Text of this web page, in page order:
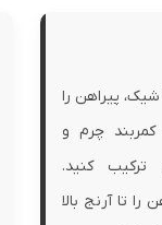
شیک، پیراهن را
چرم و
کنید.
تا آرنج بالا